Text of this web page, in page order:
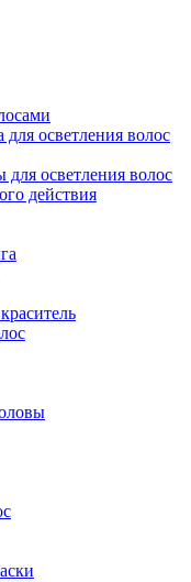
осветления волос
осветления волос
действия